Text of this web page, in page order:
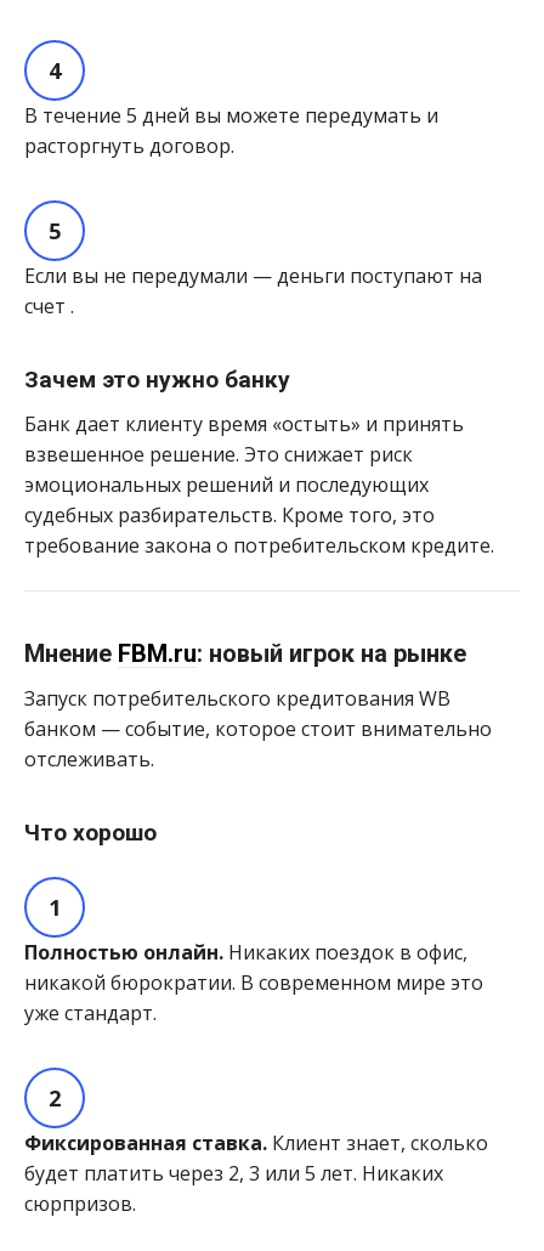
В течение 5 дней вы можете передумать и
расторгнуть договор.
Если вы не передумали — деньги поступают на
счет .
Зачем это нужно банку
Банк дает клиенту время «остыть» и принять
взвешенное решение. Это снижает риск
эмоциональных решений и последующих
судебных разбирательств. Кроме того, это
требование закона о потребительском кредите.
Мнение FBM.ru: новый игрок на рынке
Запуск потребительского кредитования WB
банком — событие, которое стоит внимательно
отслеживать.
Что хорошо
Полностью онлайн. Никаких поездок в офис,
никакой бюрократии. В современном мире это
уже стандарт.
Фиксированная ставка. Клиент знает, сколько
будет платить через 2, 3 или 5 лет. Никаких
сюрпризов.